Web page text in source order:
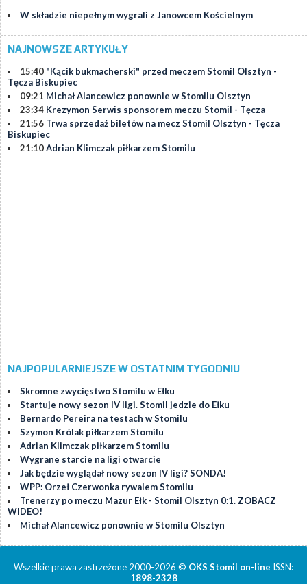
W składzie niepełnym wygrali z Janowcem Kościelnym
NAJNOWSZE ARTYKUŁY
15:40 "Kącik bukmacherski" przed meczem Stomil Olsztyn -
Tęcza Biskupiec
09:21 Michał Alancewicz ponownie w Stomilu Olsztyn
23:34 Krezymon Serwis sponsorem meczu Stomil - Tęcza
21:56 Trwa sprzedaż biletów na mecz Stomil Olsztyn - Tęcza
Biskupiec
21:10Adrian Klimczak piłkarzem Stomilu
NAJPOPULARNIEJSZE W OSTATNIM TYGODNIU
Skromne zwycięstwo Stomilu w Ełku
Startuje nowy sezon IV ligi. Stomil jedzie do Ełku
Bernardo Pereira na testach w Stomilu
Szymon Królak piłkarzem Stomilu
Adrian Klimczak piłkarzem Stomilu
Wygrane starcie na ligi otwarcie
Jak będzie wyglądał nowy sezon IV ligi? SONDA!
WPP: Orzeł Czerwonka rywalem Stomilu
Trenerzy po meczu Mazur Ełk - Stomil Olsztyn 0:1. ZOBACZ
WIDEO!
Michał Alancewicz ponownie w Stomilu Olsztyn
Wszelkie prawa zastrzeżone 2000-2026 © OKS Stomil on-line ISSN:
1898-2328